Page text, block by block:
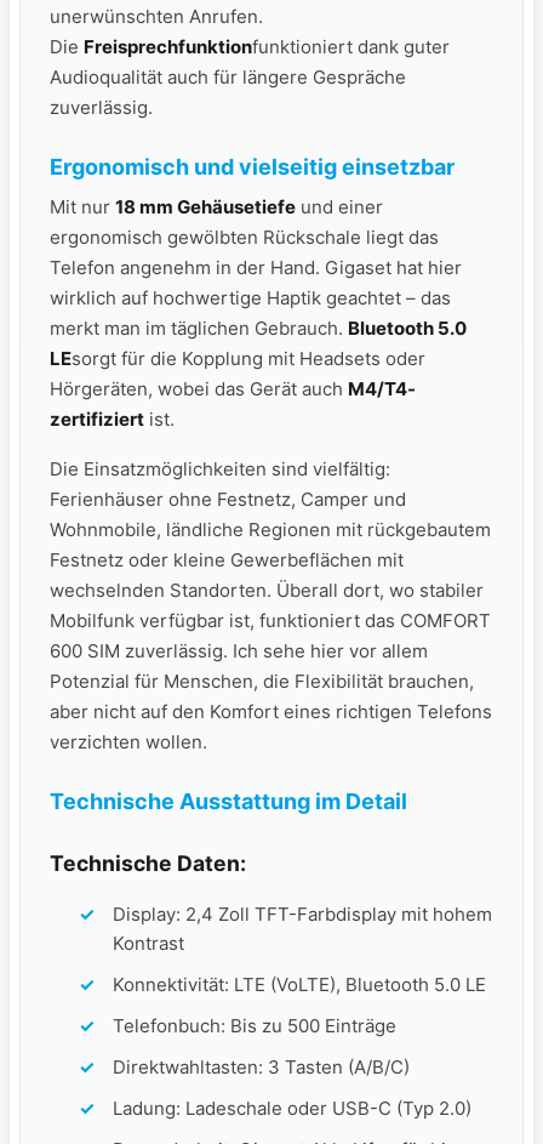
unerwünschten Anrufen.
Die Freisprechfunktionfunktioniert dank guter
Audioqualität auch für längere Gespräche
zuverlässig.
Ergonomisch und vielseitig einsetzbar
Mit nur 18 mm Gehäusetiefe und einer
ergonomisch gewölbten Rückschale liegt das
Telefon angenehm in der Hand. Gigaset hat hier
wirklich auf hochwertige Haptik geachtet – das
merkt man im täglichen Gebrauch. Bluetooth 5.0
LEsorgt für die Kopplung mit Headsets oder
Hörgeräten, wobei das Gerät auch M4/T4-
zertifiziert ist.
Die Einsatzmöglichkeiten sind vielfältig:
Ferienhäuser ohne Festnetz, Camper und
Wohnmobile, ländliche Regionen mit rückgebautem
Festnetz oder kleine Gewerbeflächen mit
wechselnden Standorten. Überall dort, wo stabiler
Mobilfunk verfügbar ist, funktioniert das COMFORT
600 SIM zuverlässig. Ich sehe hier vor allem
Potenzial für Menschen, die Flexibilität brauchen,
aber nicht auf den Komfort eines richtigen Telefons
verzichten wollen.
Technische Ausstattung im Detail
Technische Daten:
Display: 2,4 Zoll TFT-Farbdisplay mit hohem
Kontrast
Konnektivität: LTE (VoLTE), Bluetooth 5.0 LE
Telefonbuch: Bis zu 500 Einträge
Direktwahltasten: 3 Tasten (A/B/C)
Ladung: Ladeschale oder USB-C (Typ 2.0)